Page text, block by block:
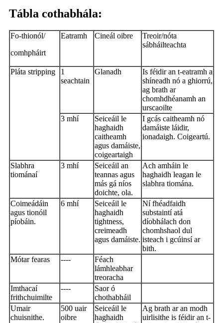
Tábla cothabhála:
Fo-thionól/
comhpháirt
Eatramh Cineál oibre
Treoir/nóta
sábháilteachta
Pláta stripping
1
seachtain
Glanadh
Is féidir an t-eatramh a
shíneadh nó a ghiorrú,
ag brath ar
chomhdhéanamh an
urscaoilte
3 mhí
Seiceáil le
haghaidh
caitheamh
agus damáiste,
coigeartaigh
I gcás caitheamh nó
damáiste láidir,
ionadaigh. Coigeartú.
Slabhra
tiománaí
3 mhí
Seiceáil an
teannas agus
más gá níos
doichte, ola.
Ach amháin le
haghaidh leagan le
slabhra tiomána.
Coimeádáin
agus tionóil
píobáin.
6 mhí
Seiceáil le
haghaidh
tightness,
creimeadh
agus damáiste.
Ní fhéadfaidh
substaintí atá
díobhálach don
chomhshaol dul
isteach i gcúinsí ar
bith.
Mótar fearas
----
Féach
lámhleabhar
treoracha
Imthacaí
frithchuimilte
----
Saor ó
chothabháil
Umair
chuisnithe.
500 uair
oibre
Seiceáil le
haghaidh
Ag brath ar an modh
uirlisithe is féidir an t-